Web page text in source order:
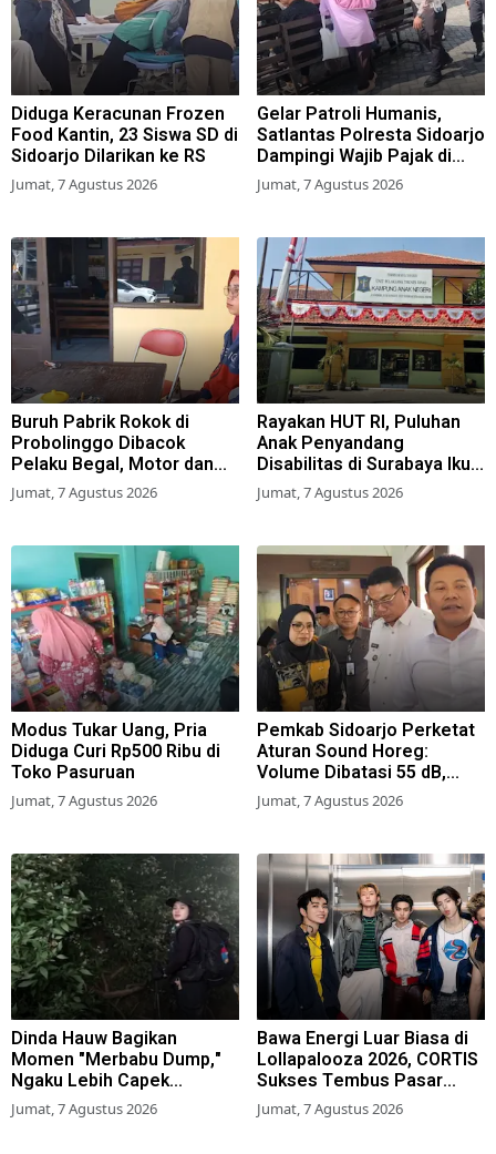
Diduga Keracunan Frozen
Food Kantin, 23 Siswa SD di
Sidoarjo Dilarikan ke RS
Jumat, 7 Agustus 2026
Gelar Patroli Humanis,
Satlantas Polresta Sidoarjo
Dampingi Wajib Pajak di
Samsat
Jumat, 7 Agustus 2026
Buruh Pabrik Rokok di
Probolinggo Dibacok
Pelaku Begal, Motor dan
Tas Amblas
Jumat, 7 Agustus 2026
Rayakan HUT RI, Puluhan
Anak Penyandang
Disabilitas di Surabaya Ikuti
Beragam Lomba
Jumat, 7 Agustus 2026
Modus Tukar Uang, Pria
Diduga Curi Rp500 Ribu di
Toko Pasuruan
Jumat, 7 Agustus 2026
Pemkab Sidoarjo Perketat
Aturan Sound Horeg:
Volume Dibatasi 55 dB,
Wajib Kantongi Izin
Jumat, 7 Agustus 2026
Dinda Hauw Bagikan
Momen "Merbabu Dump,"
Ngaku Lebih Capek
Dibanding Gunung Sumbing
Jumat, 7 Agustus 2026
Bawa Energi Luar Biasa di
Lollapalooza 2026, CORTIS
Sukses Tembus Pasar
Musik Global
Jumat, 7 Agustus 2026